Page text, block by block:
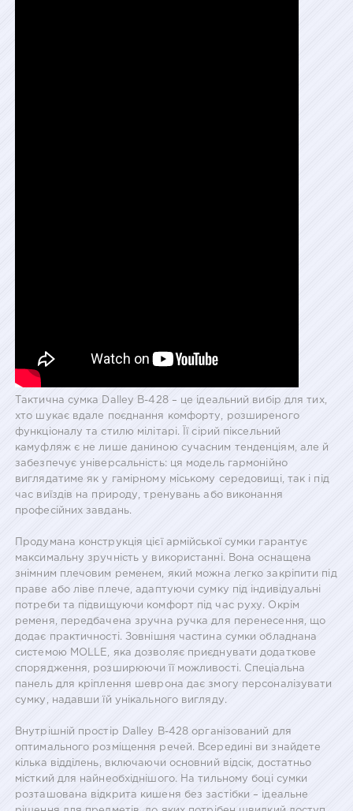
Тактична сумка Dalley B-428 – це ідеальний вибір для тих,
хто шукає вдале поєднання комфорту, розширеного
функціоналу та стилю мілітарі. Її сірий піксельний
камуфляж є не лише даниною сучасним тенденціям, але й
забезпечує універсальність: ця модель гармонійно
виглядатиме як у гамірному міському середовищі, так і під
час виїздів на природу, тренувань або виконання
професійних завдань.
Продумана конструкція цієї армійської сумки гарантує
максимальну зручність у використанні. Вона оснащена
знімним плечовим ременем, який можна легко закріпити під
праве або ліве плече, адаптуючи сумку під індивідуальні
потреби та підвищуючи комфорт під час руху. Окрім
ременя, передбачена зручна ручка для перенесення, що
додає практичності. Зовнішня частина сумки обладнана
системою MOLLE, яка дозволяє приєднувати додаткове
спорядження, розширюючи її можливості. Спеціальна
панель для кріплення шеврона дає змогу персоналізувати
сумку, надавши їй унікального вигляду.
Внутрішній простір Dalley B-428 організований для
оптимального розміщення речей. Всередині ви знайдете
кілька відділень, включаючи основний відсік, достатньо
місткий для найнеобхіднішого. На тильному боці сумки
розташована відкрита кишеня без застібки – ідеальне